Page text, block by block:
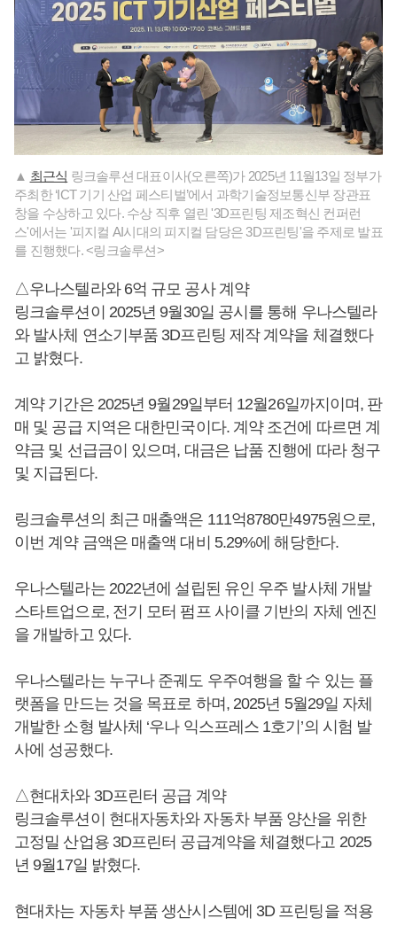
▲ 최근식 링크솔루션 대표이사(오른쪽)가 2025년 11월13일 정부가
주최한 ‘ICT 기기 산업 페스티벌’에서 과학기술정보통신부 장관표
창을 수상하고 있다. 수상 직후 열린 '3D프린팅 제조혁신 컨퍼런
스'에서는 '피지컬 AI시대의 피지컬 담당은 3D프린팅'을 주제로 발표
를 진행했다. <링크솔루션>
△우나스텔라와 6억 규모 공사 계약
링크솔루션이 2025년 9월30일 공시를 통해 우나스텔라
와 발사체 연소기부품 3D프린팅 제작 계약을 체결했다
고 밝혔다.
계약 기간은 2025년 9월29일부터 12월26일까지이며, 판
매 및 공급 지역은 대한민국이다. 계약 조건에 따르면 계
약금 및 선급금이 있으며, 대금은 납품 진행에 따라 청구
및 지급된다.
링크솔루션의 최근 매출액은 111억8780만4975원으로,
이번 계약 금액은 매출액 대비 5.29%에 해당한다.
우나스텔라는 2022년에 설립된 유인 우주 발사체 개발
스타트업으로, 전기 모터 펌프 사이클 기반의 자체 엔진
을 개발하고 있다.
우나스텔라는 누구나 준궤도 우주여행을 할 수 있는 플
랫폼을 만드는 것을 목표로 하며, 2025년 5월29일 자체
개발한 소형 발사체 ‘우나 익스프레스 1호기’의 시험 발
사에 성공했다.
△현대차와 3D프린터 공급 계약
링크솔루션이 현대자동차와 자동차 부품 양산을 위한
고정밀 산업용 3D프린터 공급계약을 체결했다고 2025
년 9월17일 밝혔다.
현대차는 자동차 부품 생산시스템에 3D 프린팅을 적용